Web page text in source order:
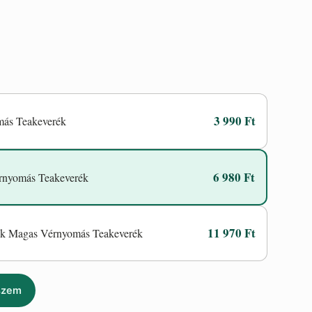
Teakeverék 3 990 Ft
Teakeverék 6 980 Ft
Magas Vérnyomás Teakeverék 11 970 Ft